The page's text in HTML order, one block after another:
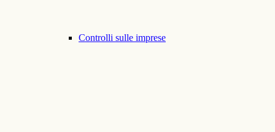
Controlli sulle imprese